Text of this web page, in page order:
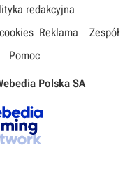
redakcyjna
Reklama
Zespół
Pomoc
Polska SA